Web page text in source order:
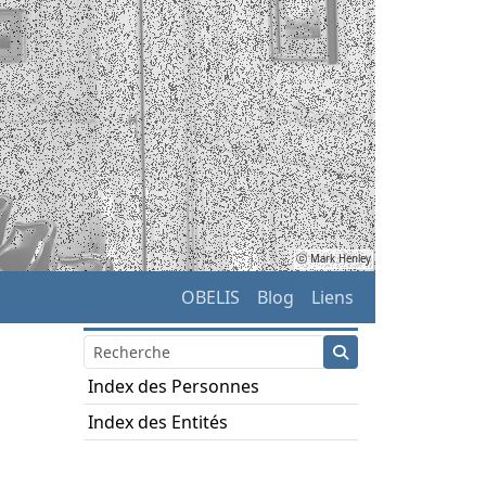
ⓒ Mark Henley
OBELIS Blog Liens
Index des Personnes
Index des Entités